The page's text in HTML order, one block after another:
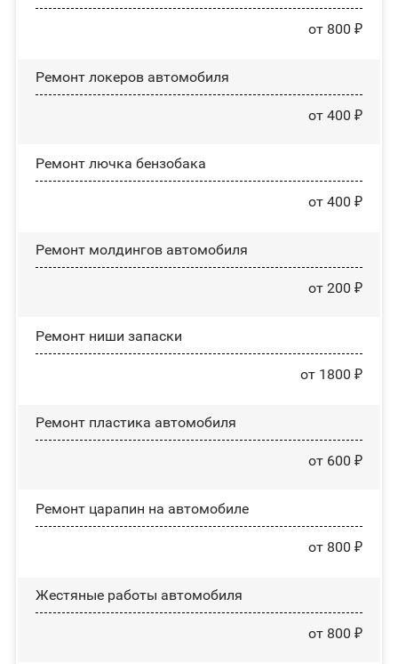
от 800 ₽
Ремонт лoĸepoв автомобиля
от 400 ₽
Ремонт лючка бензобака
от 400 ₽
Ремонт молдингов автомобиля
от 200 ₽
Ремонт ниши запаски
от 1800 ₽
Ремонт пластика автомобиля
от 600 ₽
Ремонт царапин на автомобиле
от 800 ₽
Жестяные работы автомобиля
от 800 ₽